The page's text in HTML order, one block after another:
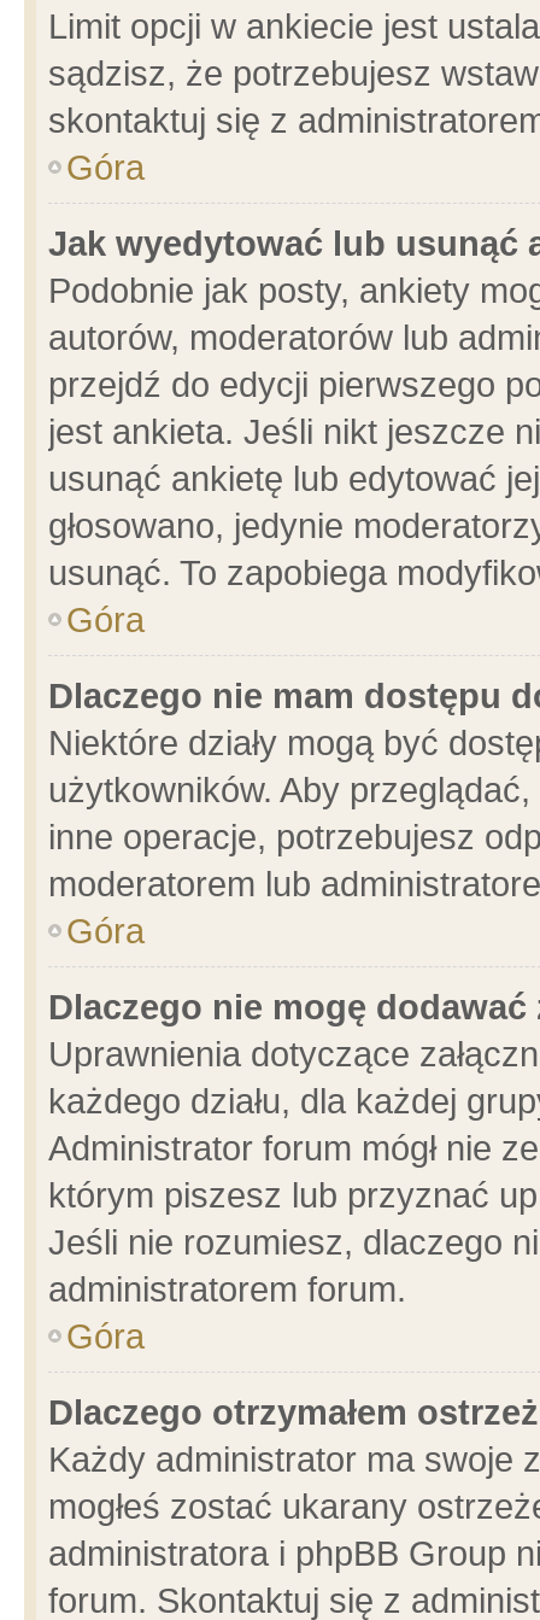
Limit opcji w ankiecie jest
sądzisz, że potrzebujesz
skontaktuj się z
Góra
Jak wyedytować lub usunąć
Podobnie jak posty, ankiety
autorów, moderatorów lub
przejdź do edycji pierwszego
jest ankieta. Jeśli nikt jeszcze
usunąć ankietę lub edytować
głosowano, jedynie
usunąć. To zapobiega
Góra
Dlaczego nie mam dostępu
Niektóre działy mogą być
użytkowników. Aby
inne operacje, potrzebujesz
moderatorem lub
Góra
Dlaczego nie mogę dodawać
Uprawnienia dotyczące
każdego działu, dla każdej
Administrator forum mógł nie
którym piszesz lub przyznać
Jeśli nie rozumiesz, dlaczego
administratorem forum.
Góra
Dlaczego otrzymałem
Każdy administrator ma swoje
mogłeś zostać ukarany
administratora i phpBB Group
forum. Skontaktuj się z